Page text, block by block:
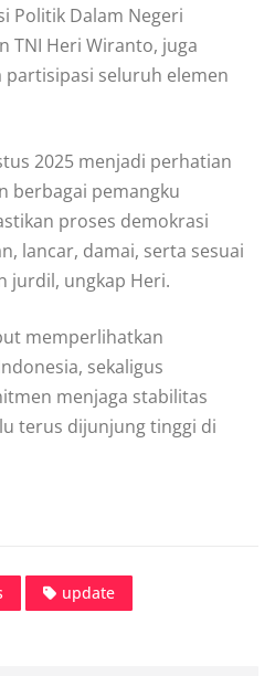
Politik Dalam Negeri
TNI Heri Wiranto, juga
seluruh elemen
2025 menjadi perhatian
berbagai pemangku
proses demokrasi
lancar, damai, serta sesuai
ungkap Heri.
memperlihatkan
sekaligus
menjaga stabilitas
terus dijunjung tinggi di
update